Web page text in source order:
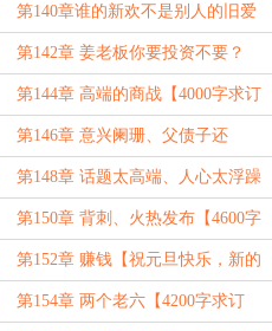
求订阅】
第140章谁的新欢不是别人的旧爱
【4400字求订阅】
第142章 姜老板你要投资不要？
【4200字】
第144章 高端的商战【4000字求订
阅】
第146章 意兴阑珊、父债子还
【4100字求订阅】
第148章 话题太高端、人心太浮躁
【4200字求订阅】
第150章 背刺、火热发布【4600字
求订阅】
第152章 赚钱【祝元旦快乐，新的
一年里顺顺利利！】
第154章 两个老六【4200字求订